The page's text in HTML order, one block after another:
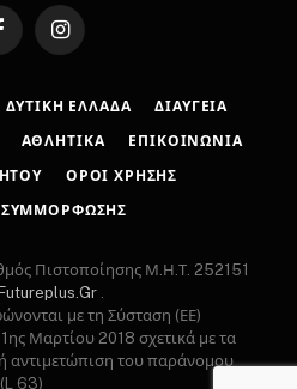
Instagram
ΔΥΤΙΚΉ ΕΛΛΆΔΑ ΔΙΑΎΓΕΙΑ
ΑΘΛΗΤΙΚΆ ΕΠΙΚΟΙΝΩΝΊΑ
ΌΡΟΙ ΧΡΉΣΗΣ
Πιστοποίησης Μ.Η.Τ. 252151
με τη Σύσταση (ΕΕ)
Μαρτίου 2018 σχετικά με τα
αντιμετώπιση του παράνομου
63)